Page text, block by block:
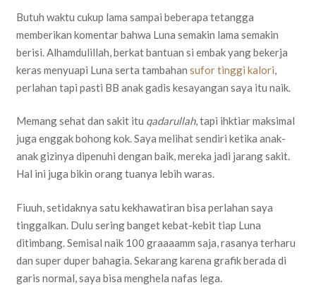
Butuh waktu cukup lama sampai beberapa tetangga
memberikan komentar bahwa Luna semakin lama semakin
berisi. Alhamdulillah, berkat bantuan si embak yang bekerja
keras menyuapi Luna serta tambahan sufor tinggi kalori
perlahan tapi pasti BB anak gadis kesayangan saya itu naik.
Memang sehat dan sakit itu qadarullah, tapi ihktiar maksimal
juga enggak bohong kok. Saya melihat sendiri ketika anak-
anak gizinya dipenuhi dengan baik, mereka jadi jarang sakit.
Hal ini juga bikin orang tuanya lebih waras.
Fiuuh, setidaknya satu kekhawatiran bisa perlahan saya
tinggalkan. Dulu sering banget kebat-kebit tiap Luna
ditimbang. Semisal naik 100 graaaamm saja, rasanya terharu
dan super duper bahagia. Sekarang karena grafik berada di
garis normal, saya bisa menghela nafas lega.